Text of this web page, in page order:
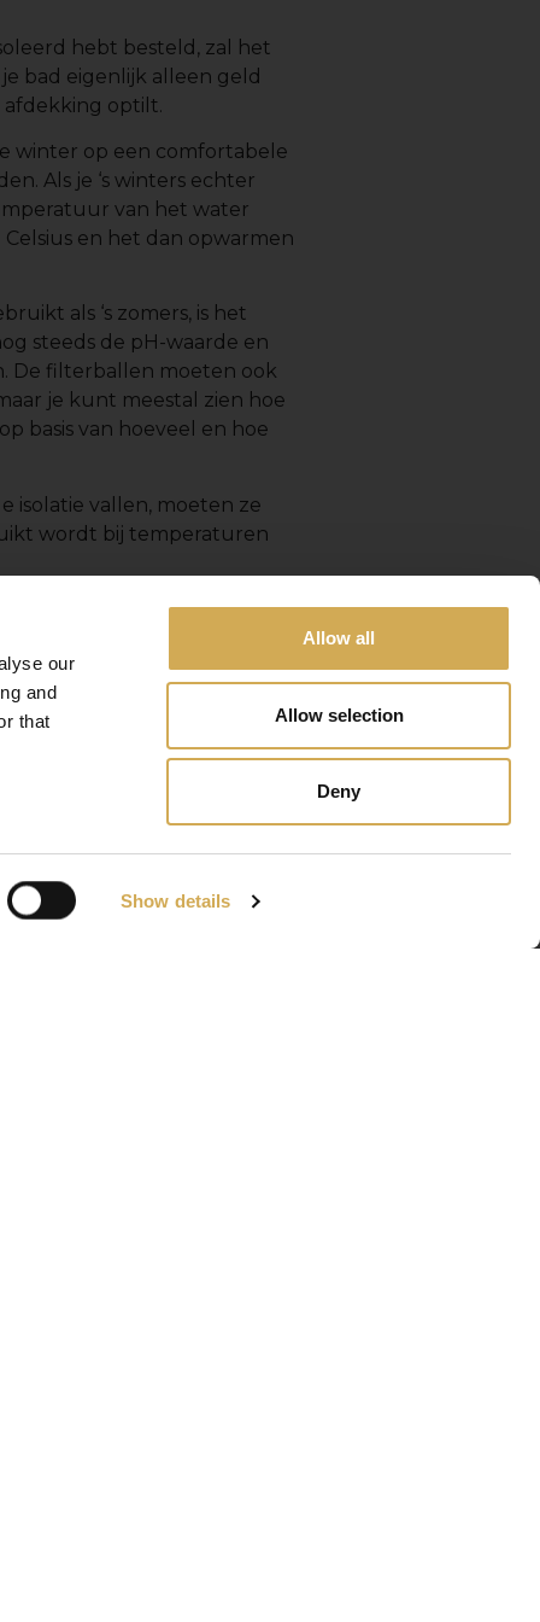
our
and
that
Show details
Allow all
Allow selection
Deny
hebt besteld, zal het
bad eigenlijk alleen geld
afdekking optilt.
winter op een comfortabele
Als je ‘s winters echter
van het water
en het dan opwarmen
als ‘s zomers, is het
steeds de pH-waarde en
De filterballen moeten ook
je kunt meestal zien hoe
basis van hoeveel en hoe
isolatie vallen, moeten ze
wordt bij temperaturen